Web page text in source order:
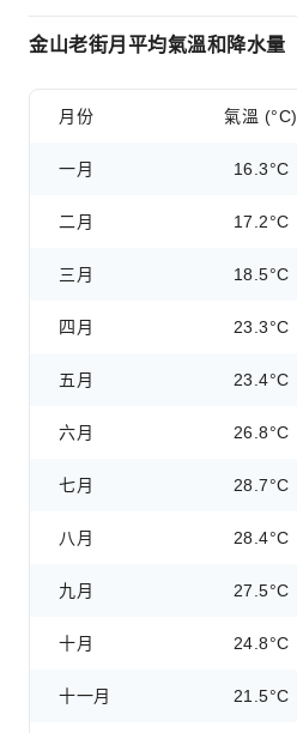
金山老街月平均氣溫和降水量
月份 氣溫 (°C)
一月 16.3°C
二月 17.2°C
三月 18.5°C
四月 23.3°C
五月 23.4°C
六月 26.8°C
七月 28.7°C
八月 28.4°C
九月 27.5°C
十月 24.8°C
十一月 21.5°C